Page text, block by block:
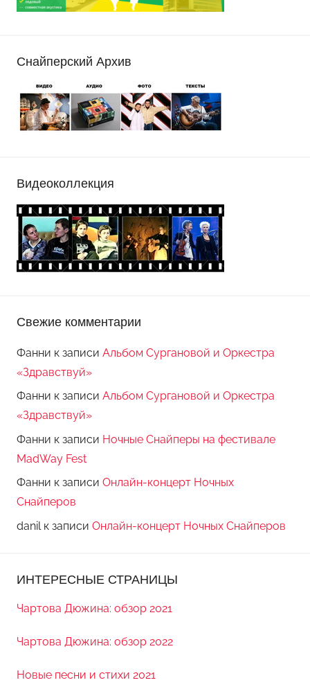
Снайперский Архив
Видеоколлекция
Свежие комментарии
Фанни к записи Альбом Сургановой и Оркестра
«Здравствуй»
Фанни к записи Альбом Сургановой и Оркестра
«Здравствуй»
Фанни к записи Ночные Снайперы на фестивале
MadWay Fest
Фанни к записи Онлайн-концерт Ночных
Снайперов
danil к записи Онлайн-концерт Ночных Снайперов
ИНТЕРЕСНЫЕ СТРАНИЦЫ
Чартова Дюжина: обзор 2021
Чартова Дюжина: обзор 2022
Новые песни и стихи 2021